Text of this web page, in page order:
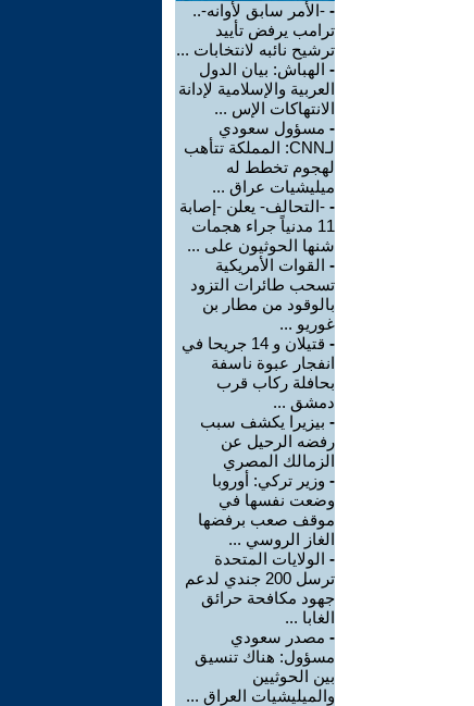
- -الأمر سابق لأوانه-..
ترامب يرفض تأييد
ترشيح نائبه لانتخابات ...
- الهباش: بيان الدول
العربية والإسلامية لإدانة
الانتهاكات الإس ...
- مسؤول سعودي
لـCNN: المملكة تتأهب
لهجوم تخطط له
ميليشيات عراق ...
- -التحالف- يعلن -إصابة
11 مدنياً جراء هجمات
شنها الحوثيون على ...
- القوات الأمريكية
تسحب طائرات التزود
بالوقود من مطار بن
غوريو ...
-
قتيلان و 14 جريحا في
انفجار عبوة ناسفة
بحافلة ركاب قرب
دمشق ...
- بيزيرا يكشف سبب
رفضه الرحيل عن
الزمالك المصري
- وزير تركي: أوروبا
وضعت نفسها في
موقف صعب برفضها
الغاز الروسي ...
- الولايات المتحدة
ترسل 200 جندي لدعم
جهود مكافحة حرائق
الغابا ...
- مصدر سعودي
مسؤول: هناك تنسيق
بين الحوثيين
والميليشيات العراق ...